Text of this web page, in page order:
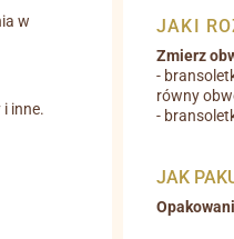
w
i inne.
JAKI
Zmierz
-
równy
-
JAK